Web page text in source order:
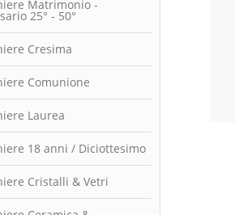
Matrimonio -
25° - 50°
Cresima
Comunione
Laurea
18 anni / Diciottesimo
Cristalli & Vetri